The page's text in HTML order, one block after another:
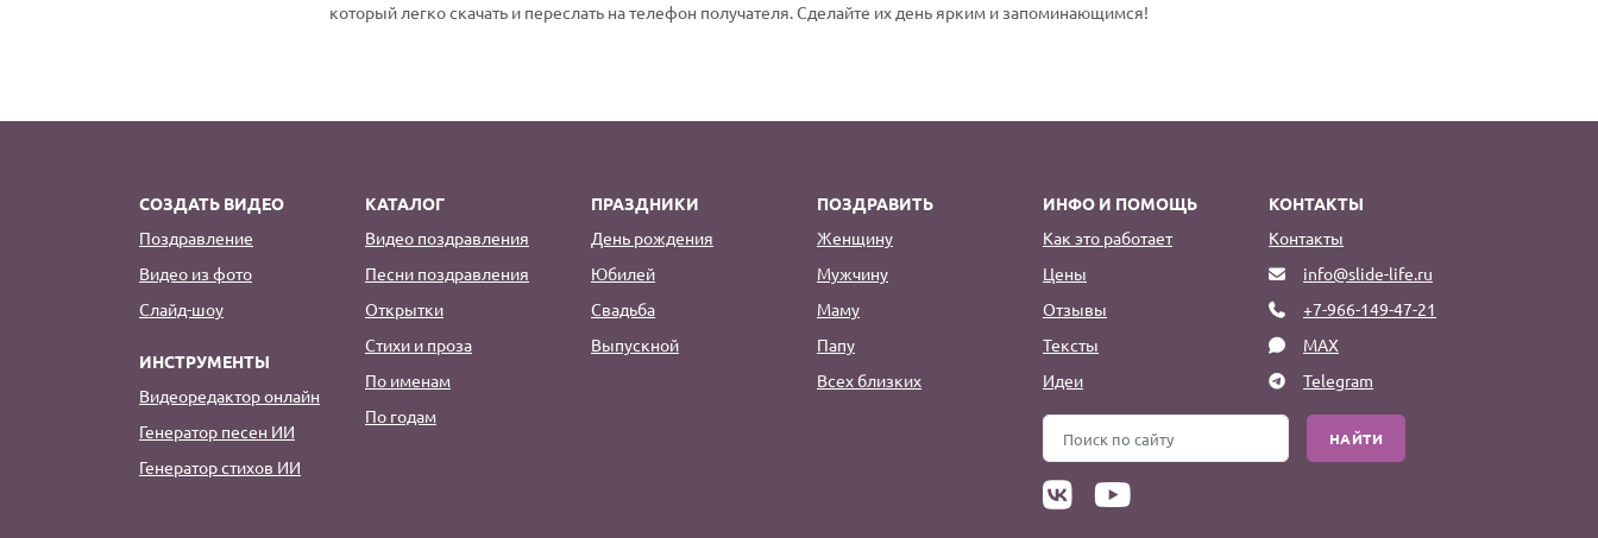
который легко скачать и переслать на телефон получателя. Сделайте их день ярким и запоминающимся!
СОЗДАТЬ ВИДЕО
Поздравление
Видео из фото
Слайд-шоу
ИНСТРУМЕНТЫ
Видеоредактор онлайн
Генератор песен ИИ
Генератор стихов ИИ
КАТАЛОГ
Видео поздравления
Песни поздравления
Открытки
Стихи и проза
По именам
По годам
ПРАЗДНИКИ
День рождения
Юбилей
Свадьба
Выпускной
ПОЗДРАВИТЬ
Женщину
Мужчину
Маму
Папу
Всех близких
ИНФО И ПОМОЩЬ
Как это работает
Цены
Отзывы
Тексты
Идеи
КОНТАКТЫ
Контакты
info@slide-life.ru
+7-966-149-47-21
MAX
Telegram
НАЙТИ